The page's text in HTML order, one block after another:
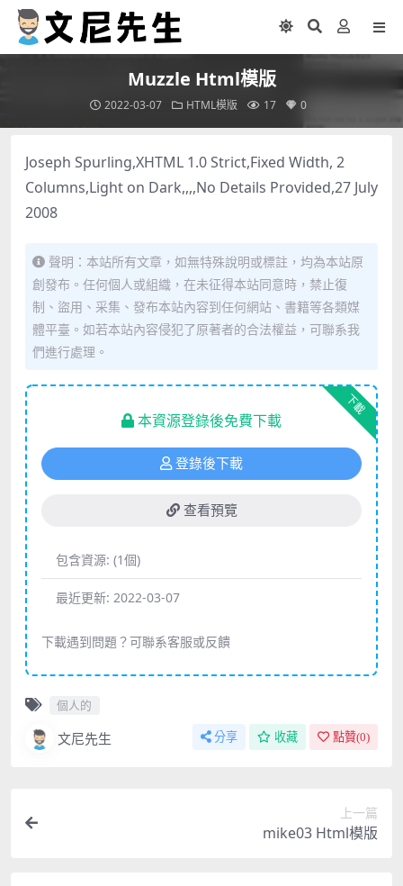
Muzzle Html模版
2022-03-07 HTML模版 17 0
Joseph Spurling,XHTML 1.0 Strict,Fixed Width, 2
Columns,Light on Dark,,,,No Details Provided,27 July
2008
聲明：本站所有文章，如無特殊說明或標註，均為本站原
創發布。任何個人或組織，在未征得本站同意時，禁止復
制、盜用、采集、發布本站內容到任何網站、書籍等各類媒
體平臺。如若本站內容侵犯了原著者的合法權益，可聯系我
們進行處理。
下載
本資源登錄後免費下載
登錄後下載
查看預覽
包含資源: (1個)
最近更新: 2022-03-07
下載遇到問題？可聯系客服或反饋
個人的
文尼先生 分享 收藏 點贊(0)
上一篇
mike03 Html模版